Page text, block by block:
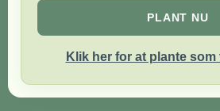
PLANT NU
Klik her for at plante som